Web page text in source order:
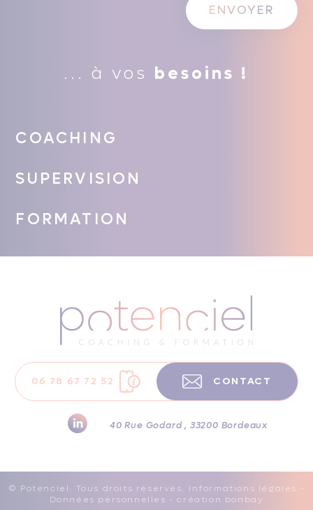
... à vos besoins !
COACHING
SUPERVISION
FORMATION
06 78 67 72 52 CONTACT
40 Rue Godard , 33200 Bordeaux
© Potenciel. Tous droits réservés. Informations légales -
Données personnelles - création bonbay